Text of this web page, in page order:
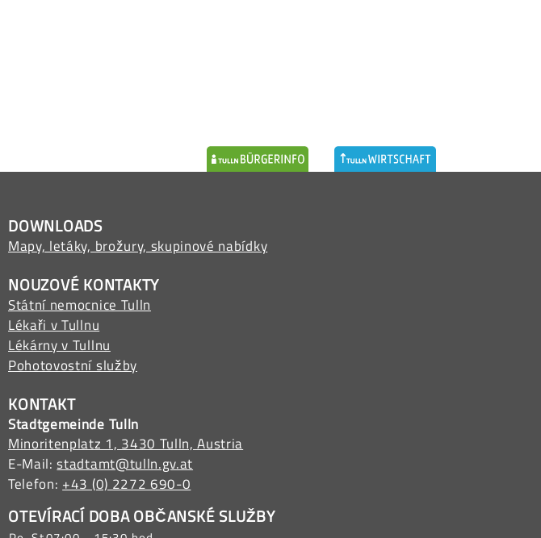
DOWNLOADS
Mapy, letáky, brožury, skupinové nabídky
NOUZOVÉ KONTAKTY
Státní nemocnice Tulln
Lékaři v Tullnu
Lékárny v Tullnu
Pohotovostní služby
KONTAKT
Stadtgemeinde Tulln
Minoritenplatz 1, 3430 Tulln, Austria
E-Mail:stadtamt@tulln.gv.at
Telefon: +43 (0) 2272 690-0
OTEVÍRACÍ DOBA OBČANSKÉ SLUŽBY